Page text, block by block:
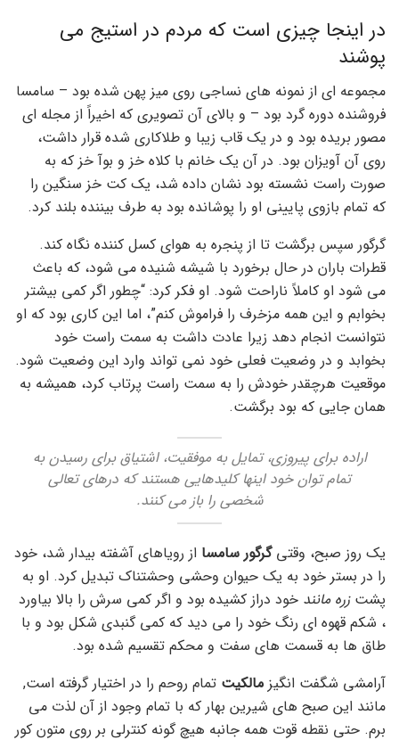
در اینجا چیزی است که مردم در استیج می
پوشند
مجموعه ای از نمونه های نساجی روی میز پهن شده بود – سامسا
فروشنده دوره گرد بود – و بالای آن تصویری که اخیراً از مجله ای
مصور بریده بود و در یک قاب زیبا و طلاکاری شده قرار داشت،
روی آن آویزان بود. در آن یک خانم با کلاه خز و بوآ خز که به
صورت راست نشسته بود نشان داده شد، یک کت خز سنگین را
که تمام بازوی پایینی او را پوشانده بود به طرف بیننده بلند کرد.
گرگور سپس برگشت تا از پنجره به هوای کسل کننده نگاه کند.
قطرات باران در حال برخورد با شیشه شنیده می شود، که باعث
می شود او کاملاً ناراحت شود. او فکر کرد: “چطور اگر کمی بیشتر
بخوابم و این همه مزخرف را فراموش کنم”، اما این کاری بود که او
نتوانست انجام دهد زیرا عادت داشت به سمت راست خود
بخوابد و در وضعیت فعلی خود نمی تواند وارد این وضعیت شود.
موقعیت هرچقدر خودش را به سمت راست پرتاب کرد، همیشه به
همان جایی که بود برگشت.
اراده برای پیروزی، تمایل به موفقیت، اشتیاق برای رسیدن به
تمام توان خود اینها کلیدهایی هستند که درهای تعالی
شخصی را باز می کنند.
یک روز صبح، وقتیگرگور سامسا از رویاهای آشفته بیدار شد، خود
را در بستر خود به یک حیوان وحشی وحشتناک تبدیل کرد. او به
پشتزره مانند خود دراز کشیده بود و اگر کمی سرش را بالا بیاورد
، شکم قهوه ای رنگ خود را می دید که کمی گنبدی شکل بود و با
طاق ها به قسمت های سفت و محکم تقسیم شده بود.
آرامشی شگفت انگیز مالکیت تمام روحم را در اختیار گرفته است,
مانند این صبح های شیرین بهار که با تمام وجود از آن لذت می
برم. حتی نقطه قوت همه جانبه هیچ گونه کنترلی بر روی متون کور